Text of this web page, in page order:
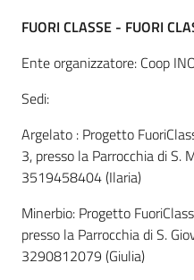
Informazioni
Newsletter
FUORI CLASSE - FUORI
Ente organizzatore: Coop
Sedi:
Argelato : Progetto
3, presso la Parrocchia di S.
3519458404 (Ilaria)
Minerbio: Progetto
presso la Parrocchia di S.
3290812079 (Giulia)